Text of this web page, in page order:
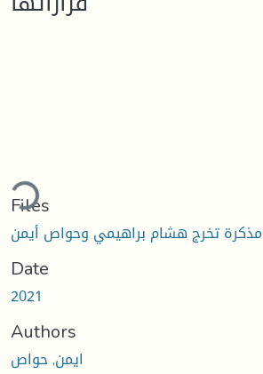
Files
Date
2021
Authors
ايمن, حواص